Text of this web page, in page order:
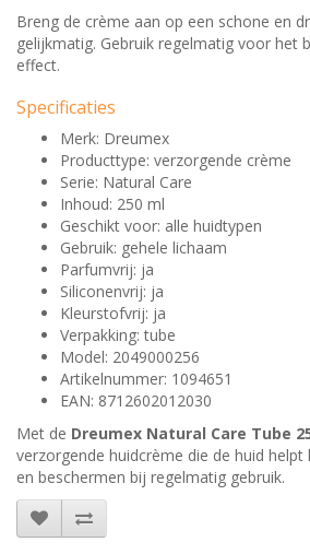
Breng de crème aan op een schone en
gelijkmatig. Gebruik regelmatig voor het
effect.
Specificaties
Merk: Dreumex
Producttype: verzorgende crème
Serie: Natural Care
Inhoud: 250 ml
Geschikt voor: alle huidtypen
Gebruik: gehele lichaam
Parfumvrij: ja
Siliconenvrij: ja
Kleurstofvrij: ja
Verpakking: tube
Model: 2049000256
Artikelnummer: 1094651
EAN: 8712602012030
Met de Dreumex Natural Care Tube
verzorgende huidcrème die de huid helpt
en beschermen bij regelmatig gebruik.